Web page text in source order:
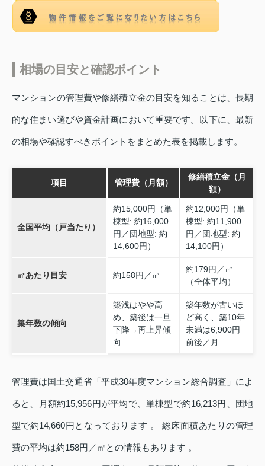
相場の目安と確認ポイント
マンションの管理費や修繕積立金の目安を知ることは、長期
的な住まい選びや資金計画において重要です。以下に、最新
の相場や確認すべきポイントをまとめた表を掲載します。
項目 管理費（月額）
修繕積立金（月
額）
全国平均（戸当たり）
約15,000円（単
棟型: 約16,000
円／団地型: 約
14,600円）
約12,000円（単
棟型: 約11,900
円／団地型: 約
14,100円）
㎡あたり目安 約158円／㎡
約179円／㎡
（全体平均）
築年数の傾向
築浅はやや高
め、築後は一旦
下降→再上昇傾
向
築年数が古いほ
ど高く、築10年
未満は6,900円
前後／月
管理費は国土交通省「平成30年度マンション総合調査」によ
ると、月額約15,956円が平均で、単棟型で約16,213円、団地
型で約14,660円となっております 。 総床面積あたりの管理
費の平均は約158円／㎡との情報もあります 。